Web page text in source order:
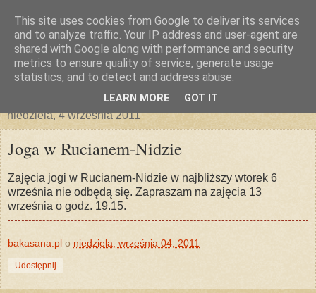
niedziela, 4 września 2011
Joga w Rucianem-Nidzie
Zajęcia jogi w Rucianem-Nidzie w najbliższy wtorek 6
września nie odbędą się. Zapraszam na zajęcia 13
września o godz. 19.15.
bakasana.pl o niedziela, września 04, 2011
Udostępnij
This site uses cookies from Google to deliver its services
and to analyze traffic. Your IP address and user-agent are
shared with Google along with performance and security
metrics to ensure quality of service, generate usage
statistics, and to detect and address abuse.
LEARN MORE GOT IT